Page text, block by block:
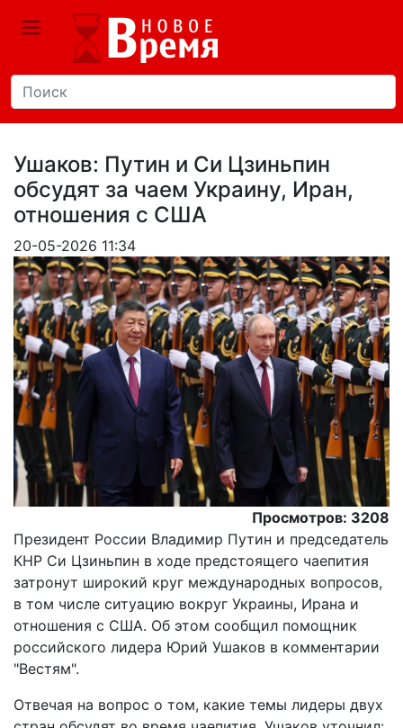
Ушаков: Путин и Си Цзиньпин
обсудят за чаем Украину, Иран,
отношения с США
20-05-2026 11:34
Просмотров: 3208
Президент России Владимир Путин и председатель
КНР Си Цзиньпин в ходе предстоящего чаепития
затронут широкий круг международных вопросов,
в том числе ситуацию вокруг Украины, Ирана и
отношения с США. Об этом сообщил помощник
российского лидера Юрий Ушаков в комментарии
"Вестям".
Отвечая на вопрос о том, какие темы лидеры двух